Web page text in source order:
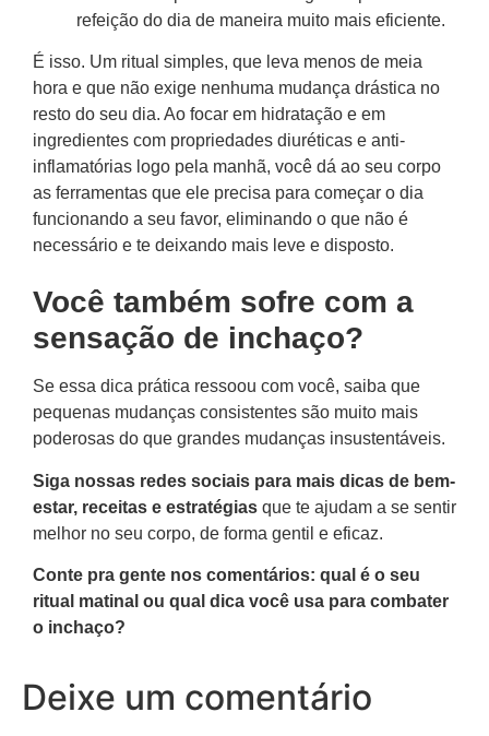
refeição do dia de maneira muito mais eficiente.
É isso. Um ritual simples, que leva menos de meia
hora e que não exige nenhuma mudança drástica no
resto do seu dia. Ao focar em hidratação e em
ingredientes com propriedades diuréticas e anti-
inflamatórias logo pela manhã, você dá ao seu corpo
as ferramentas que ele precisa para começar o dia
funcionando a seu favor, eliminando o que não é
necessário e te deixando mais leve e disposto.
Você também sofre com a
sensação de inchaço?
Se essa dica prática ressoou com você, saiba que
pequenas mudanças consistentes são muito mais
poderosas do que grandes mudanças insustentáveis.
Siga nossas redes sociais para mais dicas de bem-
estar, receitas e estratégias que te ajudam a se sentir
melhor no seu corpo, de forma gentil e eficaz.
Conte pra gente nos comentários: qual é o seu
ritual matinal ou qual dica você usa para combater
o inchaço?
Deixe um comentário